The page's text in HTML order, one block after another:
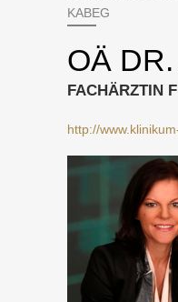
KABEG
OÄ
FACHÄRZTIN
http://